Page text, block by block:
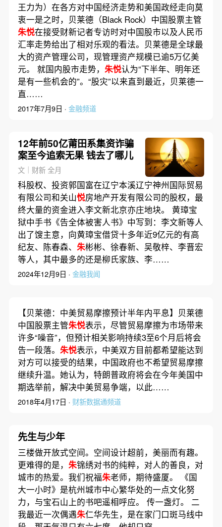
王力为）在各方对中国经济走势和美国政经走向莫
衷一是之时，贝莱德（Black Rock）中国股票主管
朱悦在接受财新记者专访时对中国股市以及人民币
汇率走势给出了相对乐观的看法。贝莱德是全球最
大的资产管理公司，现管理资产规模已逾5万亿美
元。 就国内股市走势， 朱悦认为“下半年、明年还
是有一些机会的”。“股灾”以来直到最近，贝莱德一
直……
2017年7月9日 · 金融频道
12年前50亿莆田系集资诈骗
案至今追索无果 钱去了哪儿
文｜财新 全月
科股权、投资郭国富在辽宁本溪辽宁神州国际贸易
有限公司和关山悦房地产开发有限公司的股权，最
终大量的资金进入李文新北京亦庄地块。 黄璋宝
狱中手书《告全体被害人书》中写到：李文新等人
出了馊主意，向黄璋宝借贷十多年近9亿元的有高
纪友、陈春森、 朱彬彬、徐春新、吴敬梓、李晋宏
等人，其中最多的还是柳氏家族、李……
2024年12月9日 · 金融我闻
【贝莱德：中美贸易摩擦预计半年内平息】贝莱德
中国股票主管朱悦表示，尽管贸易摩擦为市场带来
许多“噪音”，但预计相关影响持续3至6个月后将会
告一段落。 朱悦表示，中美双方目前都希望能达到
对方可以接受的结果，中国政府也不希望贸易摩擦
继续升温。她认为，特朗普政府将会在今年美国中
期选举前，解决中美贸易争端，以此……
2018年4月17日 · 财新数据通频道
先生与少年
三楼做开放式空间。空间设计超前，美丽而有趣。
更难得的是， 朱锦绣对书的纯粹，对人的善良，对
城市的热爱。我们祝福朱老师，期待盛厦。 《国
大一小时》是杭州城市中心繁华处的一点文化努
力，与宝石山上的书吧遥相呼应。 传一盏灯。 二
我最近一次偶遇朱仁华先生，是在家门口斑马线中